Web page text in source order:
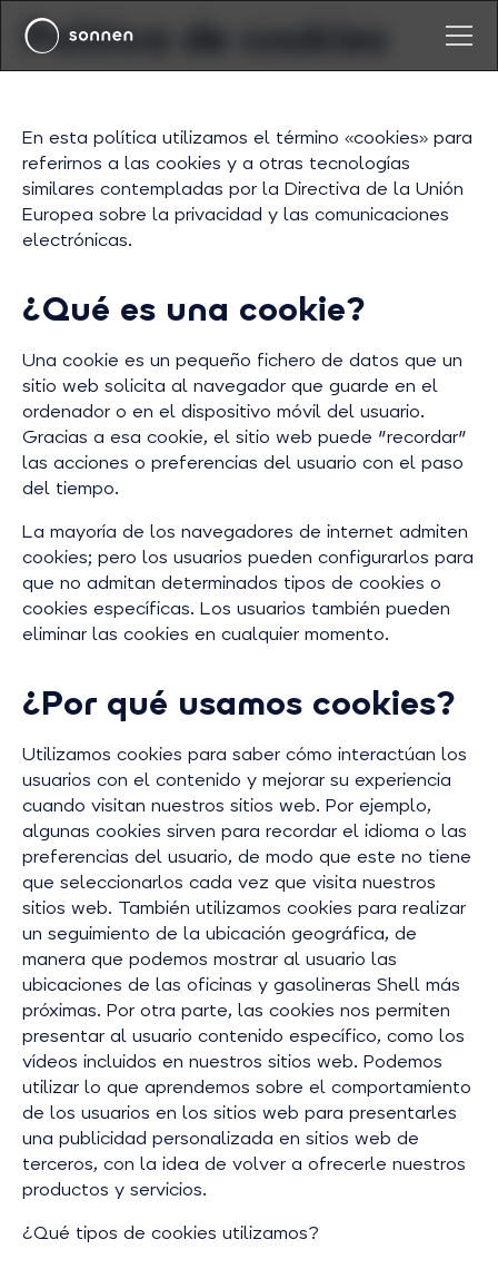
Política de cookies
En esta política utilizamos el término «cookies» para
referirnos a las cookies y a otras tecnologías
similares contempladas por la Directiva de la Unión
Europea sobre la privacidad y las comunicaciones
electrónicas.
¿Qué es una cookie?
Una cookie es un pequeño fichero de datos que un
sitio web solicita al navegador que guarde en el
ordenador o en el dispositivo móvil del usuario.
Gracias a esa cookie, el sitio web puede "recordar"
las acciones o preferencias del usuario con el paso
del tiempo.
La mayoría de los navegadores de internet admiten
cookies; pero los usuarios pueden configurarlos para
que no admitan determinados tipos de cookies o
cookies específicas. Los usuarios también pueden
eliminar las cookies en cualquier momento.
¿Por qué usamos cookies?
Utilizamos cookies para saber cómo interactúan los
usuarios con el contenido y mejorar su experiencia
cuando visitan nuestros sitios web. Por ejemplo,
algunas cookies sirven para recordar el idioma o las
preferencias del usuario, de modo que este no tiene
que seleccionarlos cada vez que visita nuestros
sitios web. También utilizamos cookies para realizar
un seguimiento de la ubicación geográfica, de
manera que podemos mostrar al usuario las
ubicaciones de las oficinas y gasolineras Shell más
próximas. Por otra parte, las cookies nos permiten
presentar al usuario contenido específico, como los
vídeos incluidos en nuestros sitios web. Podemos
utilizar lo que aprendemos sobre el comportamiento
de los usuarios en los sitios web para presentarles
una publicidad personalizada en sitios web de
terceros, con la idea de volver a ofrecerle nuestros
productos y servicios.
¿Qué tipos de cookies utilizamos?